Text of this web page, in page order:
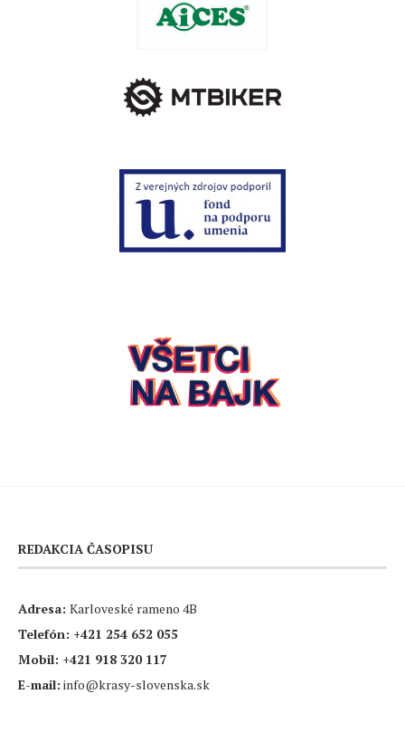
REDAKCIA ČASOPISU
Adresa: Karloveské rameno 4B
Telefón: +421 254 652 055
Mobil: +421 918 320 117
E-mail: info@krasy-slovenska.sk